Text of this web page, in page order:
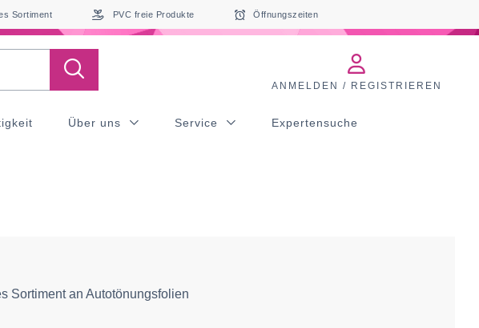
Sortiment PVC freie Produkte Öffnungszeiten
ANMELDEN / REGISTRIEREN
Über uns Service Expertensuche
Sortiment an Autotönungsfolien